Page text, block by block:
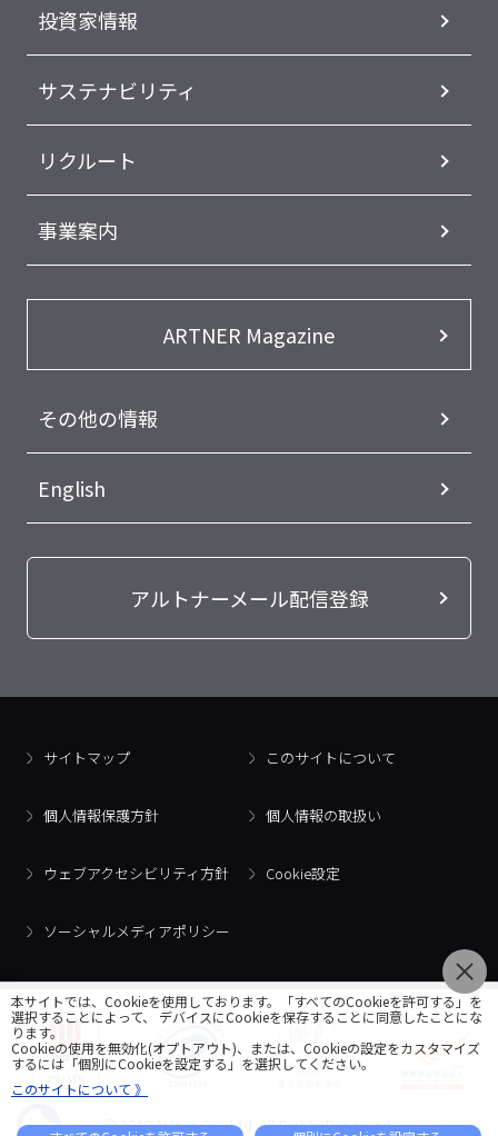
投資家情報
サステナビリティ
リクルート
事業案内
ARTNER Magazine
その他の情報
English
アルトナーメール配信登録
サイトマップ このサイトについて
個人情報保護方針 個人情報の取扱い
ウェブアクセシビリティ方針 Cookie設定
ソーシャルメディアポリシー
© 2018 Artner Co., Ltd. All Rights Reserved.
本サイトでは、Cookieを使用しております。「すべてのCookieを許可する」を
選択することによって、 デバイスにCookieを保存することに同意したことにな
ります。
Cookieの使用を無効化(オプトアウト)、または、Cookieの設定をカスタマイズ
するには「個別にCookieを設定する」を選択してください。
このサイトについて 》